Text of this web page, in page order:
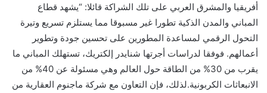
أفريقيا والمشرق العربي على تلك الشراكة قائلا: “يشهد قطاع
المباني والمدن الذكية تطورا غير مسبوقا مما يستلزم تسريع وتيرة
التحول الرقمي لمساعدة المطورين على تحسين جودة وتطوير
أعمالهم. فوفقا لدراسات أجرتها شنايدر إلكتريك، تستهلك المباني ما
يقرب من 30% من الطاقة حول العالم وهي مسئولة عن 40% من
الانبعاثات الكربونية.لذلك، فإن التعاون مع شركة ماجنوم العقارية من